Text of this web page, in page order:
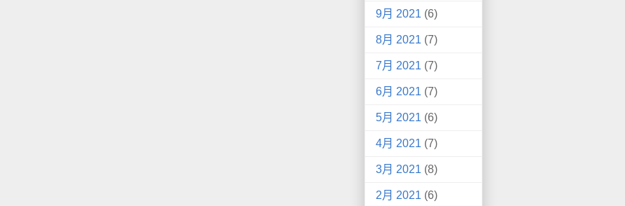
9月 2021 (6)
8月 2021 (7)
7月 2021 (7)
6月 2021 (7)
5月 2021 (6)
4月 2021 (7)
3月 2021 (8)
2月 2021 (6)